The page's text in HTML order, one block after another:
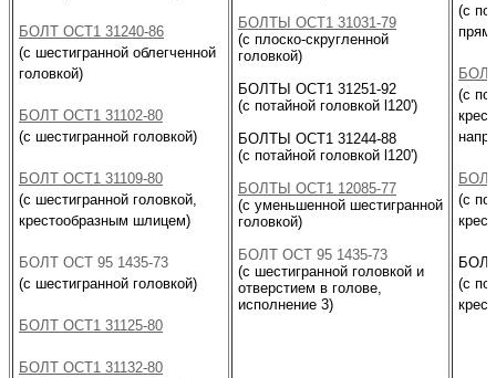
БОЛТ ОСТ1 31240-86
(с шестигранной облегченной
головкой)
БОЛТ ОСТ1 31102-80
(с шестигранной головкой)
БОЛТ ОСТ1 31109-80
(с шестигранной головкой,
крестообразным шлицем)
БОЛТ ОСТ 95 1435-73
(с шестигранной головкой)
БОЛТ ОСТ1 31125-80
БОЛТ ОСТ1 31132-80
БОЛТЫ ОСТ1 31031-79
(с плоско-скругленной
головкой)
БОЛТЫ ОСТ1 31251-92
(с потайной головкой l120')
БОЛТЫ ОСТ1 31244-88
(с потайной головкой l120')
БОЛТЫ ОСТ1 12085-77
(с уменьшенной шестигранной
головкой)
БОЛТ ОСТ 95 1435-73
(с шестигранной головкой и
отверстием в голове,
исполнение 3)
(с
(с
(с
(с